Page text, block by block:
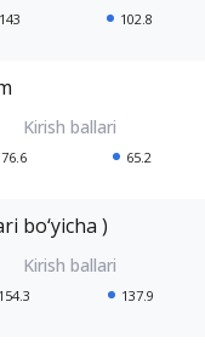
143 102.8
76.6 65.2
bo‘yicha )
154.3 137.9